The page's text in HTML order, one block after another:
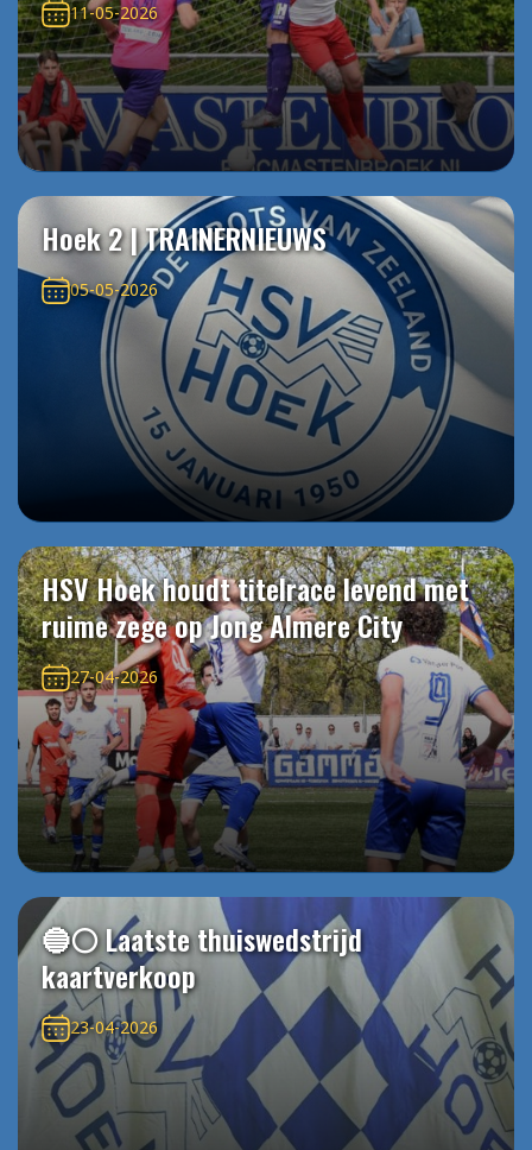
11-05-2026
Hoek 2 | TRAINERNIEUWS
05-05-2026
HSV Hoek houdt titelrace levend met
ruime zege op Jong Almere City
27-04-2026
🔵⚪️ Laatste thuiswedstrijd
kaartverkoop
23-04-2026